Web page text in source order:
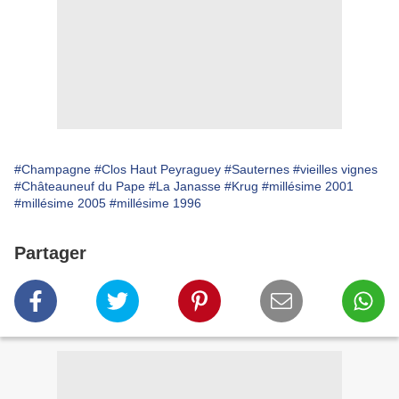
#Champagne #Clos Haut Peyraguey #Sauternes #vieilles vignes
#Châteauneuf du Pape #La Janasse #Krug #millésime 2001
#millésime 2005 #millésime 1996
Partager